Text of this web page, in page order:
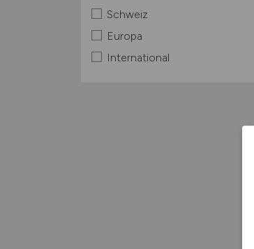
Schweiz
Europa
International